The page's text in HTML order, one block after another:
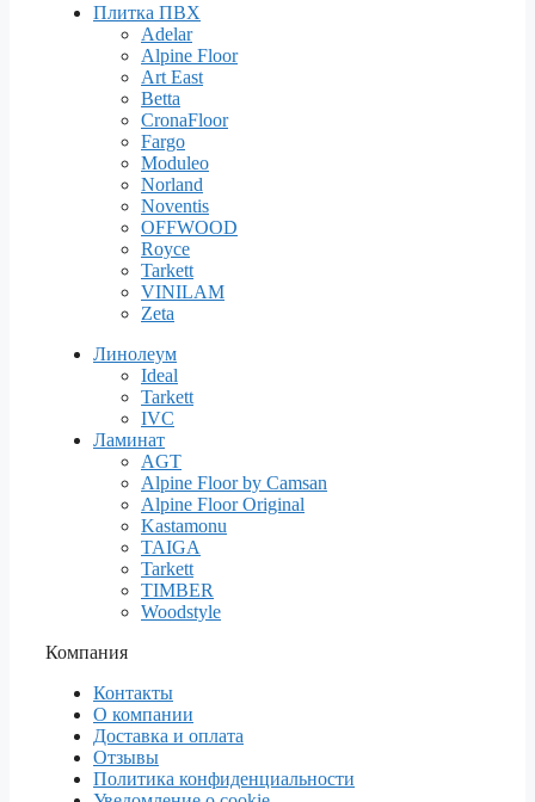
Плитка ПВХ
Adelar
Alpine Floor
Art East
Betta
CronaFloor
Fargo
Moduleo
Norland
Noventis
OFFWOOD
Royce
Tarkett
VINILAM
Zeta
Линолеум
Ideal
Tarkett
IVC
Ламинат
AGT
Alpine Floor by Camsan
Alpine Floor Original
Kastamonu
TAIGA
Tarkett
TIMBER
Woodstyle
Компания
Контакты
О компании
Доставка и оплата
Отзывы
Политика конфиденциальности